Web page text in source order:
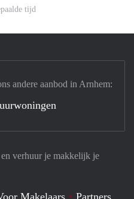
tijd
verhuur je makkelijk je
Makelaars Partners
andere aanbod in Arnhem: